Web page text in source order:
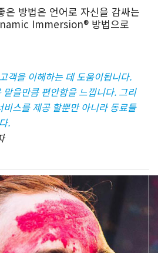
은 방법은 언어로 자신을 감싸는
Immersion® 방법으로
객을 이해하는 데 도움이됩니다.
을만큼 편안함을 느낍니다. 그리
스를 제공 할뿐만 아니라 동료들
.